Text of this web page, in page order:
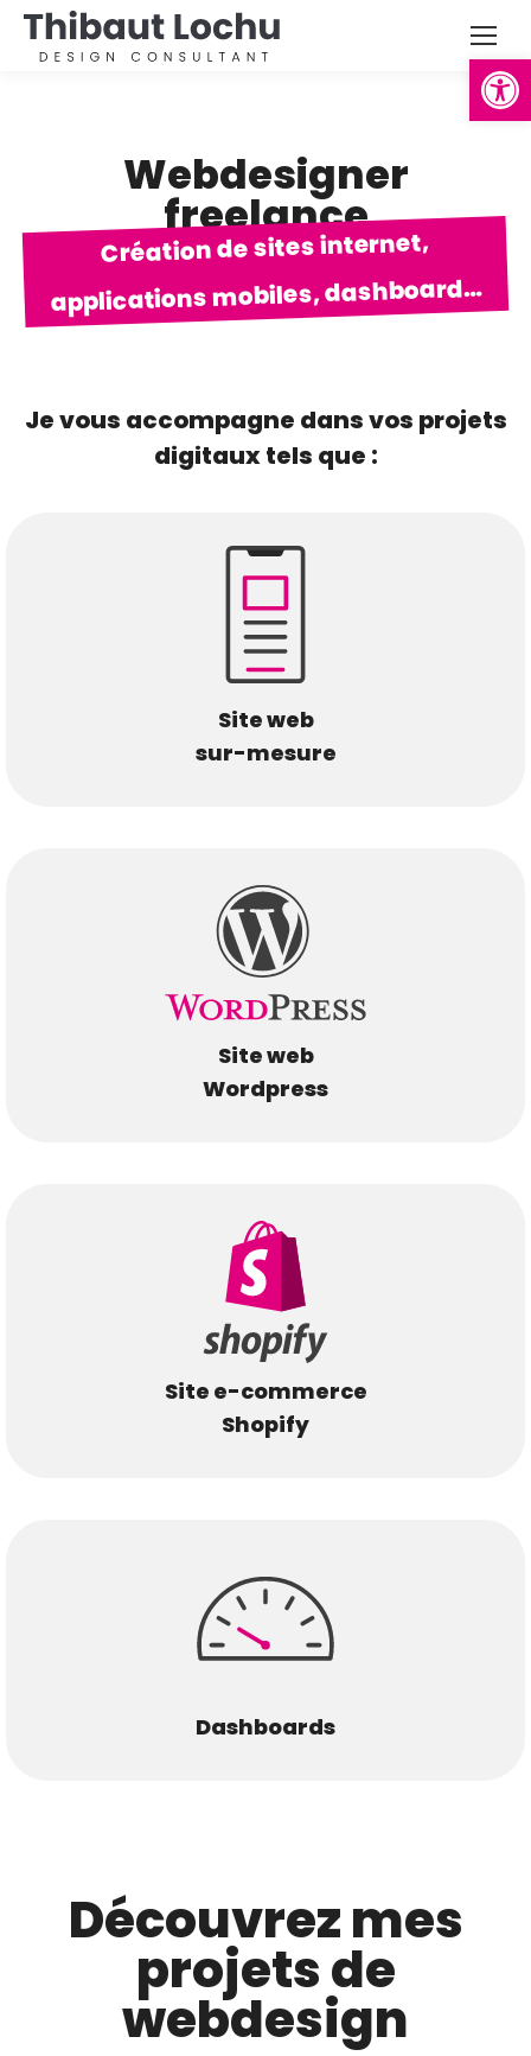
Ouvrir
Webdesigner
freelance
Création de sites internet,
applications mobiles, dashboard…
Je vous accompagne dans vos projets
digitaux tels que :
Site web
sur-mesure
Site web
Wordpress
Site e-commerce
Shopify
Dashboards
Découvrez mes
projets de
webdesign